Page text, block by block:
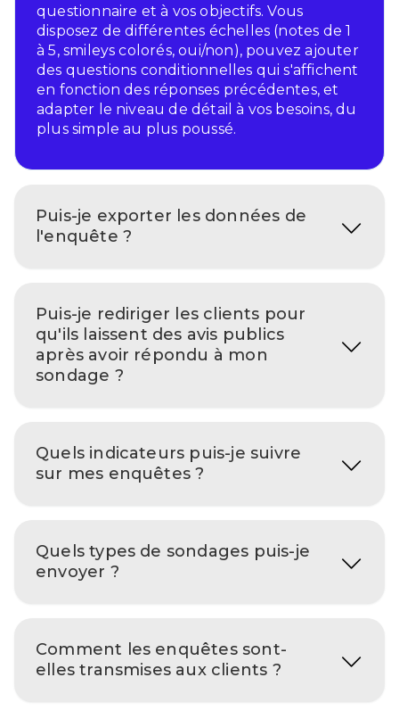
questionnaire et à vos objectifs. Vous
disposez de différentes échelles (notes de 1
à 5, smileys colorés, oui/non), pouvez ajouter
des questions conditionnelles qui s'affichent
en fonction des réponses précédentes, et
adapter le niveau de détail à vos besoins, du
plus simple au plus poussé.
Puis-je exporter les données de
l'enquête ?
Puis-je rediriger les clients pour
qu'ils laissent des avis publics
après avoir répondu à mon
sondage ?
Quels indicateurs puis-je suivre
sur mes enquêtes ?
Quels types de sondages puis-je
envoyer ?
Comment les enquêtes sont-
elles transmises aux clients ?